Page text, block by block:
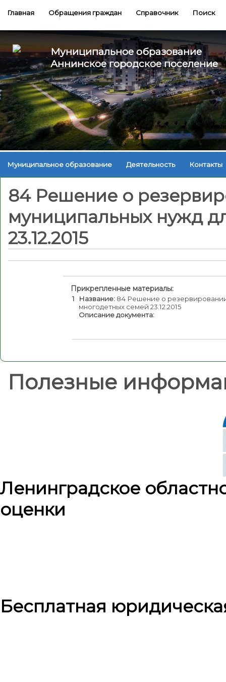
Главная Обращения граждан Справочник Поиск
Муниципальное образование
Аннинское городское поселение
Муниципальное образование Деятельность Контакты
84 Решение о
муниципальных нужд
23.12.2015
Прикрепленные материалы:
1 Название: 84 Решение о
многодетных семей 23.12.2015
Описание документа:
Полезные
Ленинградское
оценки
Бесплатная